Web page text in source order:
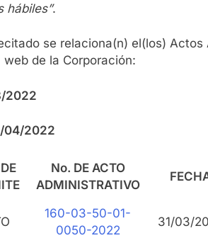
hábiles”.
se relaciona(n) el(los)
de la Corporación:
2022
04/2022
No. DE ACTO
ADMINISTRATIVO
160-03-50-01-
0050-2022
31/03/